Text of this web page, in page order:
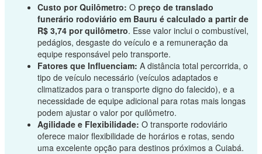
Custo por Quilômetro: O preço de translado
funerário rodoviário em Bauru é calculado a partir de
R$ 3,74 por quilômetro. Esse valor inclui o combustível,
pedágios, desgaste do veículo e a remuneração da
equipe responsável pelo transporte.
Fatores que Influenciam: A distância total percorrida, o
tipo de veículo necessário (veículos adaptados e
climatizados para o transporte digno do falecido), e a
necessidade de equipe adicional para rotas mais longas
podem ajustar o valor por quilômetro.
Agilidade e Flexibilidade: O transporte rodoviário
oferece maior flexibilidade de horários e rotas, sendo
uma excelente opção para destinos próximos a Cuiabá.